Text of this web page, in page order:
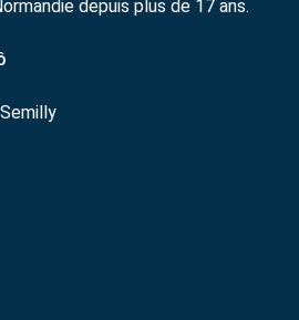
depuis plus de 17 ans.